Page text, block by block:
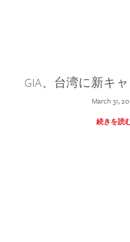
GIA、台湾に新キ
March 31,
続きを読